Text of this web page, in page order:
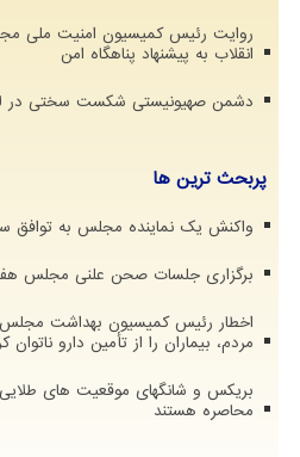
روایت رئیس کمیسیون امنیت ملی
انقلاب به پیشنهاد پناهگاه امن
دشمن صهیونیستی شکست سختی در
پربحث ترین ها
واکنش یک نماینده مجلس به توافق
برگزاری جلسات صحن علنی مجلس
اخطار رئیس کمیسیون بهداشت مجلس
مردم، بیماران را از تأمین دارو
بریکس و شانگهای موقعیت های
محاصره هستند